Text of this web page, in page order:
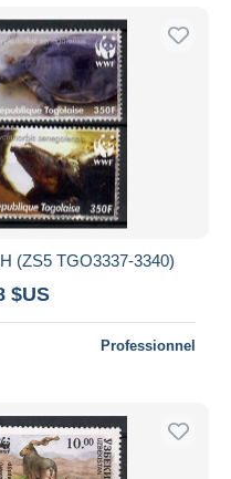
(ZS5 TGO3337-3340)
$US
Professionnel